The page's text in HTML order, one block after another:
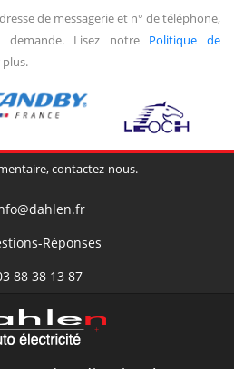
de messagerie et n° de téléphone,
Lisez notre Politique de
contactez-nous.
Réponses
88 38 13 87